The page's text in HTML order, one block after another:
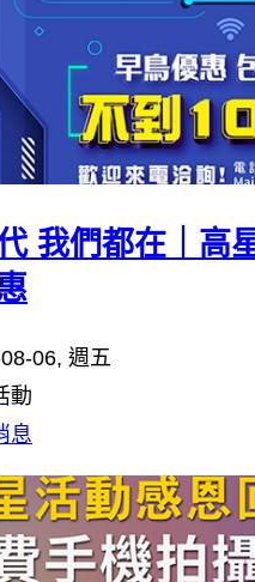
我們都在｜高
06, 週五
動
息